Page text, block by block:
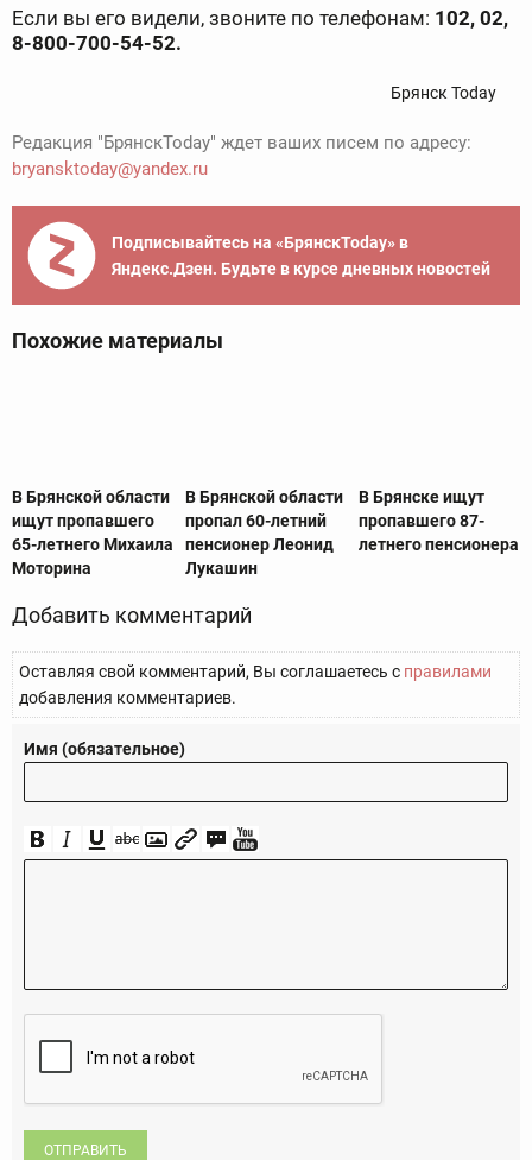
Если вы его видели, звоните по телефонам: 102, 02,
8-800-700-54-52.
Брянск Today
Редакция "БрянскToday" ждет ваших писем по адресу:
bryansktoday@yandex.ru
Подписывайтесь на «БрянскToday» в
Яндекс.Дзен. Будьте в курсе дневных новостей
Похожие материалы
В Брянской области
ищут пропавшего
65-летнего Михаила
Моторина
В Брянской области
пропал 60-летний
пенсионер Леонид
Лукашин
В Брянске ищут
пропавшего 87-
летнего пенсионера
Добавить комментарий
Оставляя свой комментарий, Вы соглашаетесь с правилами
добавления комментариев.
Имя (обязательное)
ОТПРАВИТЬ